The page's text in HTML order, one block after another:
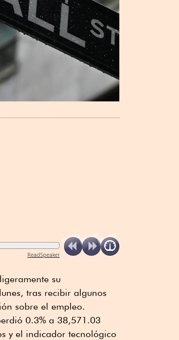
ReadSpeaker
su
tras recibir algunos
sobre el empleo.
0.3% a 38,571.03
y el indicador tecnológico